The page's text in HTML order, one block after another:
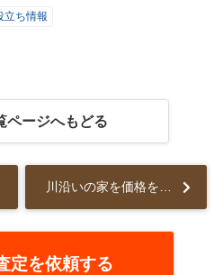
立ち情報
ページへもどる
川沿いの家を価格を下げずに売却する方法とは？...
定を依頼する